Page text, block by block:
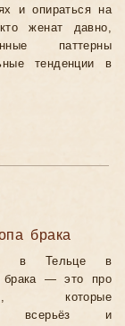
и опираться на
женат давно,
паттерны
тенденции в
брака
в Тельце в
брака — это про
которые
всерьёз и